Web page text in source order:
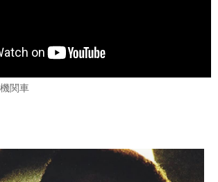
関車